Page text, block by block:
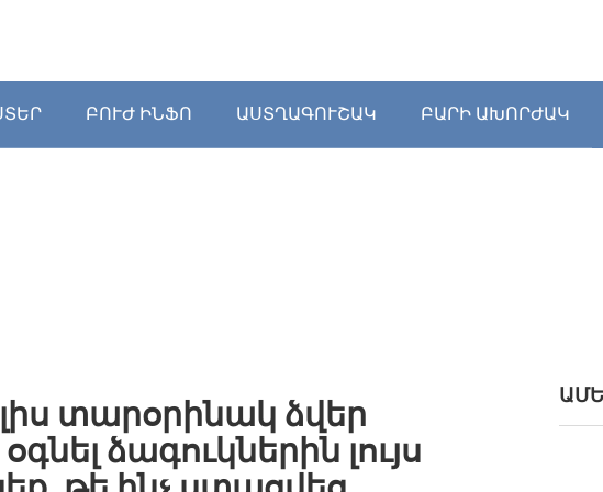
ԲՈՒԺ ԻՆՖՈ ԱՍՏՂԱԳՈՒՇԱԿ ԲԱՐԻ ԱԽՈՐԺԱԿ
տարօրինակ ձվեր
ձագուկներին լույս